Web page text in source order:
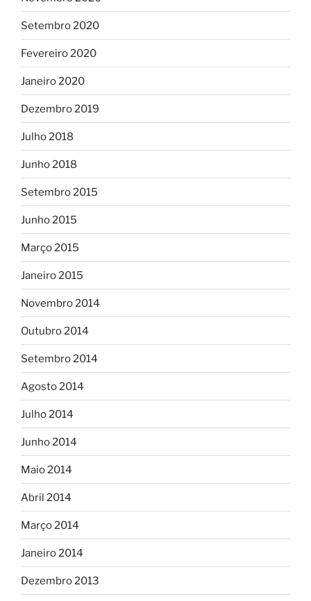
Setembro 2020
Fevereiro 2020
Janeiro 2020
Dezembro 2019
Julho 2018
Junho 2018
Setembro 2015
Junho 2015
Março 2015
Janeiro 2015
Novembro 2014
Outubro 2014
Setembro 2014
Agosto 2014
Julho 2014
Junho 2014
Maio 2014
Abril 2014
Março 2014
Janeiro 2014
Dezembro 2013